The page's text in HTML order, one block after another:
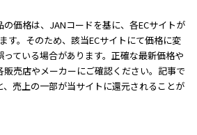
価格は、JANコードを基に、各ECサイトが
す。そのため、該当ECサイトにて価格に変
ている場合があります。正確な最新価格や
売店やメーカーにご確認ください。記事で
売上の一部が当サイトに還元されることが